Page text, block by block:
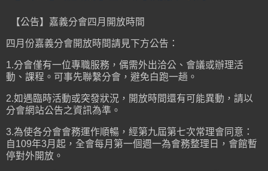
【公告】嘉義分會四月開放時間
四月份嘉義分會開放時間請見下方公告：
1.分會僅有一位專職服務，偶需外出洽公、會議或辦理活
動、課程。可事先聯繫分會，避免白跑一趟。
2.如遇臨時活動或突發狀況，開放時間還有可能異動，請以
分會網站公告之資訊為準。
3.為使各分會會務運作順暢，經第九屆第七次常理會同意：
自109年3月起，全會每月第一個週一為會務整理日，會館暫
停對外開放。